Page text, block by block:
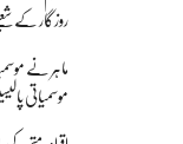
روزگار کے
ماہر نے
موسمیاتی